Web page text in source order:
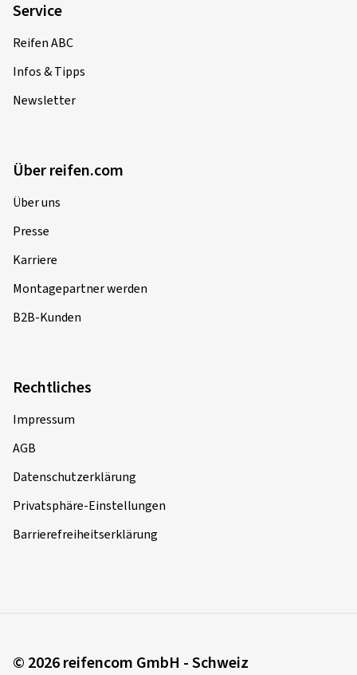
Michael S., Deutschland
Dimension:
Verifizierter Kauf
Alexander D., Deutschland
Super Reifen gerne wieder!
Service
Reifen ABC
Infos & Tipps
Newsletter
Über reifen.com
Über uns
Presse
Karriere
Montagepartner werden
B2B-Kunden
Rechtliches
Impressum
AGB
Datenschutzerklärung
Privatsphäre-Einstellungen
Barrierefreiheitserklärung
© 2026 reifencom GmbH - Schweiz